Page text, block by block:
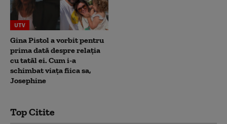
UTV
Gina Pistol a vorbit pentru
prima dată despre relația
cu tatăl ei. Cum i-a
schimbat viața fiica sa,
Josephine
Top Citite